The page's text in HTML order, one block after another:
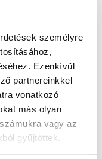
személyre
Ezenkívül
partnereinkkel
vonatkozó
más olyan
vagy az
gyűjtöttek.
köszönhetően.
dioxid, decil-
stevia levél
kaprinsav-
vanillin, zöld
Camellia Sinensis
tárolandó.